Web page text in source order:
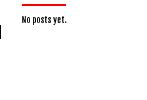
No posts yet.